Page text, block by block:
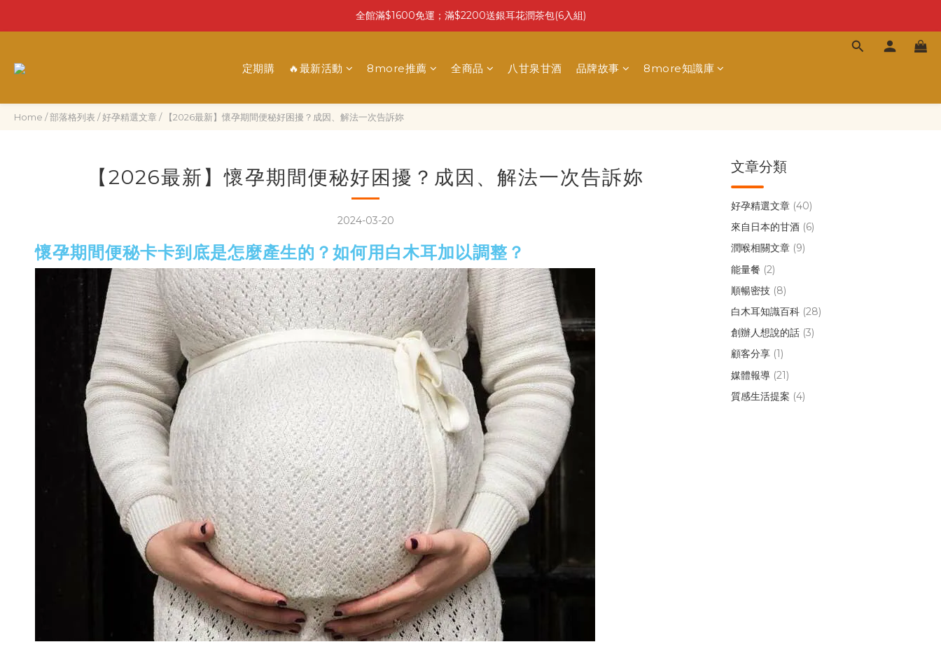
全館滿$1600免運；滿$2200送銀耳花潤茶包(6入組)
定期購 🔥最新活動 8more推薦 全商品 八甘泉甘酒 品牌故事 8more知識庫
Home /部落格列表 /好孕精選文章 / 【2026最新】懷孕期間便秘好困擾？成因、解法一次告訴妳
【2026最新】懷孕期間便秘好困擾？成因、解法一次告訴妳
2024-03-20
懷孕期間便秘卡卡到底是怎麼產生的？如何用白木耳加以調整？
文章分類
好孕精選文章 (40)
來自日本的甘酒 (6)
潤喉相關文章 (9)
能量餐 (2)
順暢密技 (8)
白木耳知識百科 (28)
創辦人想說的話 (3)
顧客分享 (1)
媒體報導 (21)
質感生活提案 (4)